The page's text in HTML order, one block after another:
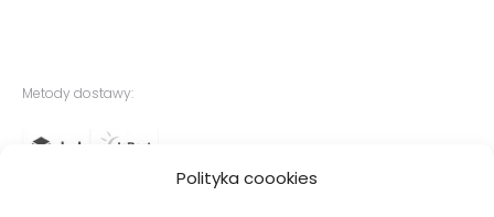
Polityka coookies
Metody dostawy: